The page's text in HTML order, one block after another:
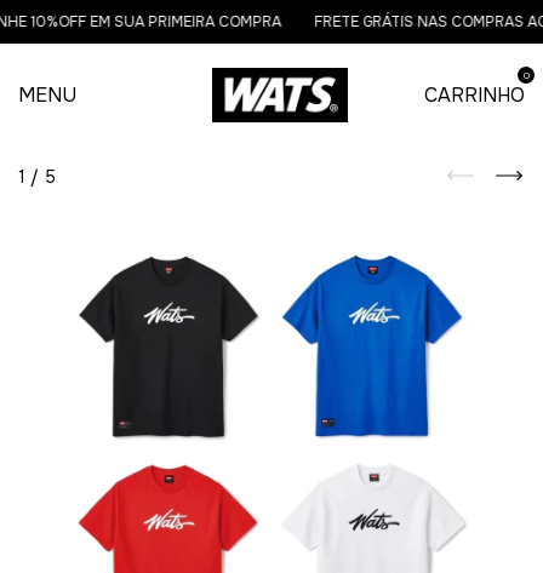
10%OFF EM SUA PRIMEIRA COMPRA FRETE GRÁTIS NAS COMPRAS
MENU CARRINHO
0
1 / 5